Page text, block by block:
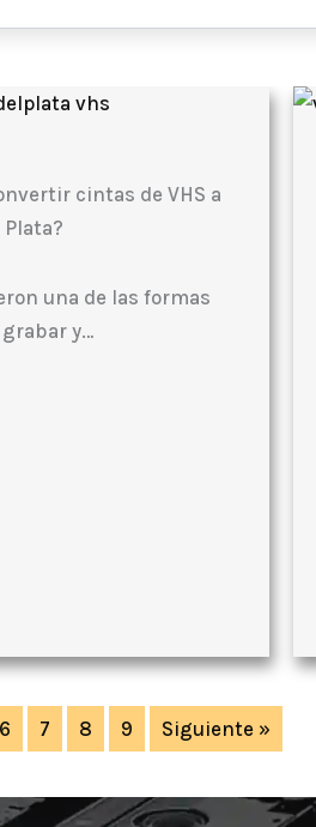
cintas de VHS a
una de las formas
y…
6 7 8 9 Siguiente »